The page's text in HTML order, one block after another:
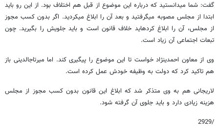
گفت: شما می​دانستید که درباره این موضوع از قبل هم اختلاف بود. از این رو باید
ابتدا از مجلس مصوبه می​گرفتید و بعد آن را ابلاغ می​کردید. اگر بدون کسب مجوز
از مجلس، آن را ابلاغ کرده​اید خلاف قانون است و باید جلویش را بگیرید. چون
تبعات اجتماعی آن زیاد است.
وی از معاون احمدی​نژاد خواست تا این موضوع را پیگیری کند. اما میرتاج​الدینی باز
هم تاکید کرد که دولت به وظیفه خودش عمل کرده است.
لاریجانی هم به وی متذکر شد که ابلاغ این قانون بدون کسب مجوز از مجلس
هزینه زیادی دارد و باید جلوی آن گرفته شود.
/2929